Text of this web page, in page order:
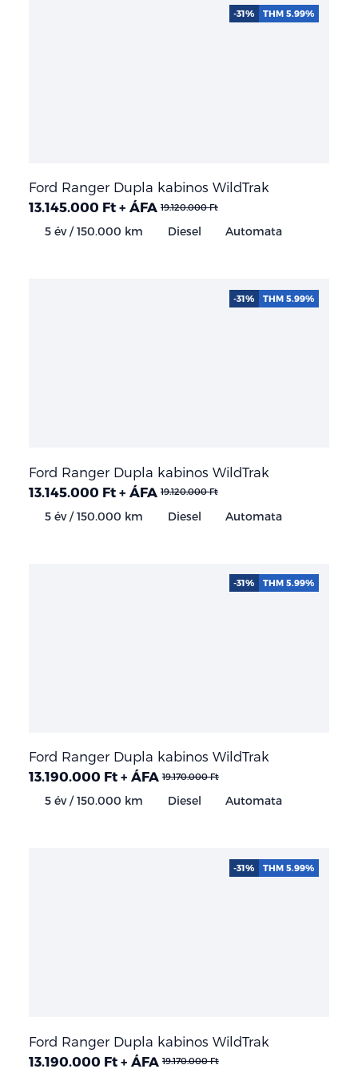
Ford Ranger Dupla kabinos WildTrak
13.145.000 Ft + ÁFA 19.120.000 Ft
5 év / 150.000 km Diesel Automata
-31% THM 5.99%
Ford Ranger Dupla kabinos WildTrak
13.145.000 Ft + ÁFA 19.120.000 Ft
5 év / 150.000 km Diesel Automata
-31% THM 5.99%
Ford Ranger Dupla kabinos WildTrak
13.190.000 Ft + ÁFA 19.170.000 Ft
5 év / 150.000 km Diesel Automata
-31% THM 5.99%
Ford Ranger Dupla kabinos WildTrak
13.190.000 Ft + ÁFA 19.170.000 Ft
-31% THM 5.99%